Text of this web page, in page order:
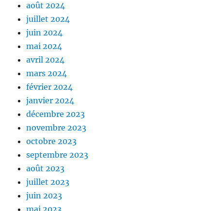
août 2024
juillet 2024
juin 2024
mai 2024
avril 2024
mars 2024
février 2024
janvier 2024
décembre 2023
novembre 2023
octobre 2023
septembre 2023
août 2023
juillet 2023
juin 2023